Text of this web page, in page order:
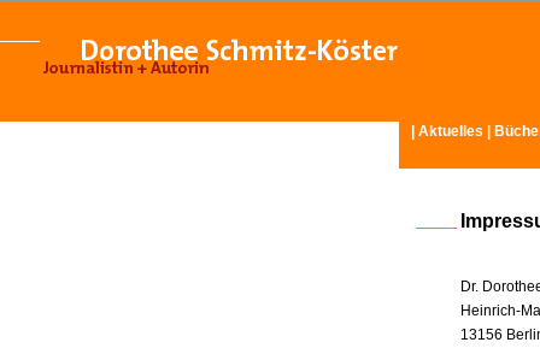
Aktuelles
Dr.
Heinrich-
13156